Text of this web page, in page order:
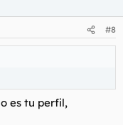
#8
es tu perfil,